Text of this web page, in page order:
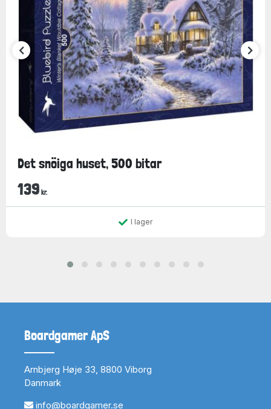
Det snöiga huset, 500 bitar
139 kr.
I lager
Boardgamer ApS
Arnbjerg Høje 33, 8800 Viborg
Danmark
info@boardgamer.se